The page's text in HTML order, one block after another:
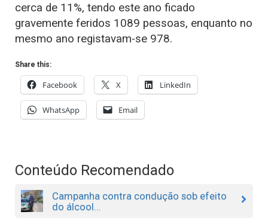
cerca de 11%, tendo este ano ficado
gravemente feridos 1089 pessoas, enquanto no
mesmo ano registavam-se 978.
Share this:
Facebook X LinkedIn
WhatsApp Email
Conteúdo Recomendado
Campanha contra condução sob efeito
do álcool...